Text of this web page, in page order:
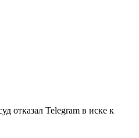
отказал Telegram в иске к